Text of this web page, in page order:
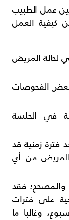
عمل الطبيب
كيفية العمل
لحالة المريض
الفحوصات
في الجلسة
فترة زمنية قد
من أي
والمصحح؛ فقد
على فترات
وغالبا ما